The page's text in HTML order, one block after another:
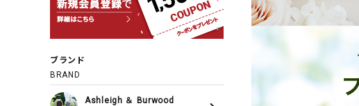
ブランド
BRAND
Ashleigh ＆ Burwood